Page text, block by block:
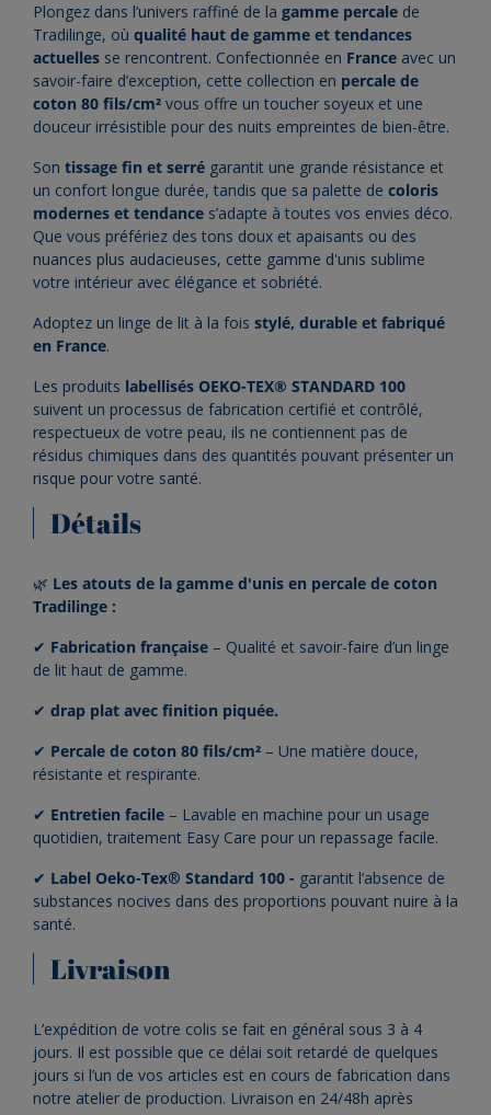
Plongez dans l’univers raffiné de la gamme percale de
Tradilinge, où qualité haut de gamme et tendances
actuelles se rencontrent. Confectionnée en France avec un
savoir-faire d’exception, cette collection en percale de
coton 80 fils/cm² vous offre un toucher soyeux et une
douceur irrésistible pour des nuits empreintes de bien-être.
Son tissage fin et serré garantit une grande résistance et
un confort longue durée, tandis que sa palette de coloris
modernes et tendance s’adapte à toutes vos envies déco.
Que vous préfériez des tons doux et apaisants ou des
nuances plus audacieuses, cette gamme d'unis sublime
votre intérieur avec élégance et sobriété.
Adoptez un linge de lit à la fois stylé, durable et fabriqué
en France.
Les produits labellisés OEKO-TEX® STANDARD 100
suivent un processus de fabrication certifié et contrôlé,
respectueux de votre peau, ils ne contiennent pas de
résidus chimiques dans des quantités pouvant présenter un
risque pour votre santé.
Détails
🌿 Les atouts de la gamme d'unis en percale de coton
Tradilinge :
✔ Fabrication française – Qualité et savoir-faire d’un linge
de lit haut de gamme.
✔ drap plat avec finition piquée.
✔ Percale de coton 80 fils/cm² – Une matière douce,
résistante et respirante.
✔ Entretien facile – Lavable en machine pour un usage
quotidien, traitement Easy Care pour un repassage facile.
✔ Label Oeko-Tex® Standard 100 - garantit l’absence de
substances nocives dans des proportions pouvant nuire à la
santé.
Livraison
L’expédition de votre colis se fait en général sous 3 à 4
jours. Il est possible que ce délai soit retardé de quelques
jours si l’un de vos articles est en cours de fabrication dans
notre atelier de production. Livraison en 24/48h après